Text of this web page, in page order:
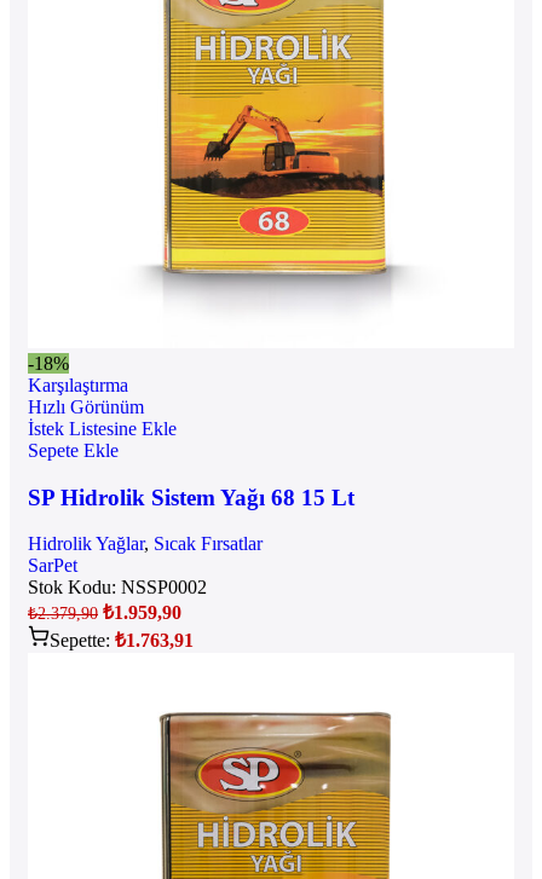
-18%
Karşılaştırma
Hızlı Görünüm
İstek Listesine Ekle
Sepete Ekle
SP Hidrolik Sistem Yağı 68 15 Lt
Hidrolik Yağlar, Sıcak Fırsatlar
SarPet
Stok Kodu: NSSP0002
₺2.379,90 ₺1.959,90
Sepette: ₺1.763,91